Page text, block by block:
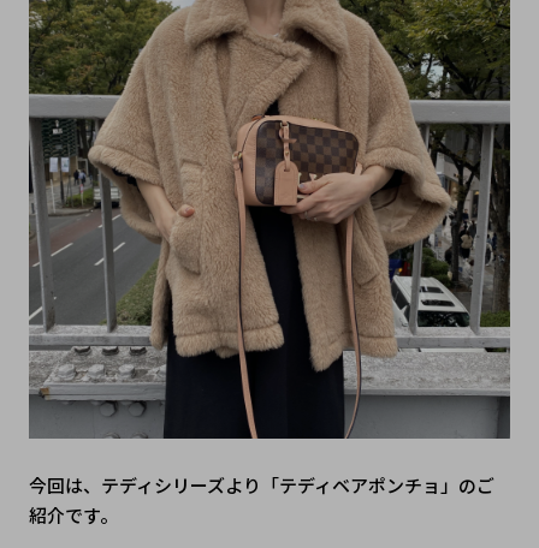
今回は、テディシリーズより「テディベアポンチョ」のご
紹介です。